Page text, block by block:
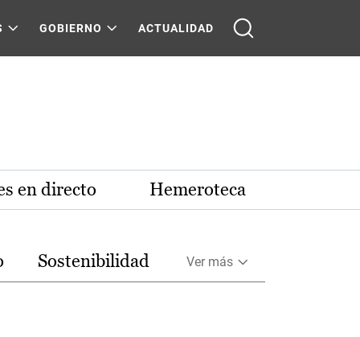
GOBIERNO ACTUALIDAD
en directo Hemeroteca
Sostenibilidad Ver más